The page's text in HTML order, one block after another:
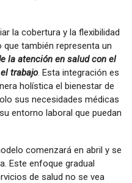
la cobertura y la flexibilidad
también representa un
la atención en salud con el
trabajo. Esta integración es
holística el bienestar de
sus necesidades médicas
entorno laboral que puedan
comenzará en abril y se
Este enfoque gradual
de salud no se vea